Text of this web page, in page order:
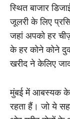
स्थित बाजार
जूलरी के लिए
जहां अपको हर
के हर कोने कोने
खरीद ने केलिए
मुंबई में आबस्यक के
रहता हैं। जो ये